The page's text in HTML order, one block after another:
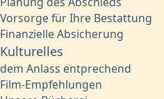
Vorsorge für Ihre Bestattung
Finanzielle Absicherung
Kulturelles
dem Anlass entprechend
Film-Empfehlungen